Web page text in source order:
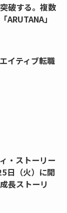
破する。複数
ARUTANA」
イティブ転職
・ストーリー
日（火）に開
長ストーリ